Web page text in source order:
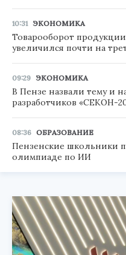
10:31 ЭКОНОМИКА
Товарооборот
увеличился почти на
09:29 ЭКОНОМИКА
В Пензе назвали тему и
разработчиков «СЕКОН-
08:36 ОБРАЗОВАНИЕ
Пензенские школьники
олимпиаде по ИИ